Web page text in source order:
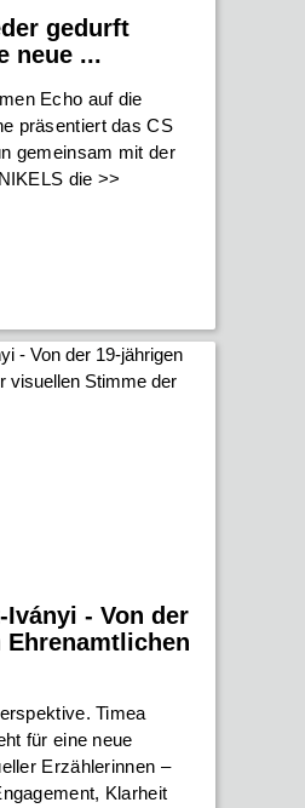
gedurft
neue ...
Echo auf die
präsentiert das CS
gemeinsam mit der
die >>
Iványi - Von der
Ehrenamtlichen
Timea
für eine neue
Erzählerinnen –
Klarheit